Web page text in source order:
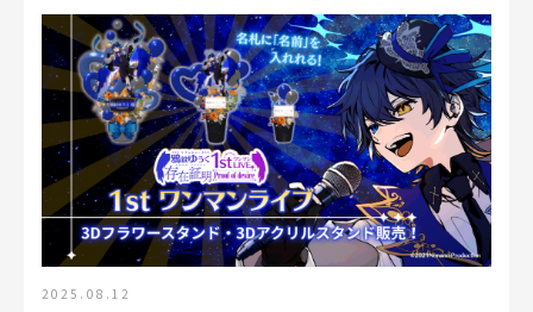
2025.08.12